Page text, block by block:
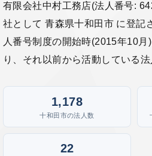
有限会社中村工務店(法人番号:
社として 青森県十和田市 に登記
人番号制度の開始時(2015年10月
り、それ以前から活動している法
1,178
十和田市の法人数
22